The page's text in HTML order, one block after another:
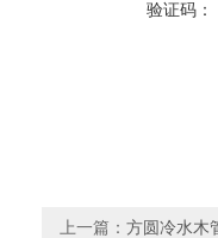
验证码：
上一篇： 方圆冷水木